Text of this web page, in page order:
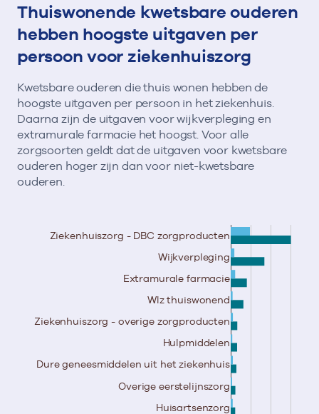
Thuiswonende kwetsbare ouderen
hebben hoogste uitgaven per
persoon voor ziekenhuiszorg
Kwetsbare ouderen die thuis wonen hebben de
hoogste uitgaven per persoon in het ziekenhuis.
Daarna zijn de uitgaven voor wijkverpleging en
extramurale farmacie het hoogst. Voor alle
zorgsoorten geldt dat de uitgaven voor kwetsbare
ouderen hoger zijn dan voor niet-kwetsbare
ouderen.
Huisartsenzorg
Overige eerstelijnszorg
Dure geneesmiddelen uit het ziekenhuis
Hulpmiddelen
Ziekenhuiszorg - overige zorgproducten
Wlz thuiswonend
Extramurale farmacie
Wijkverpleging
Ziekenhuiszorg - DBC zorgproducten